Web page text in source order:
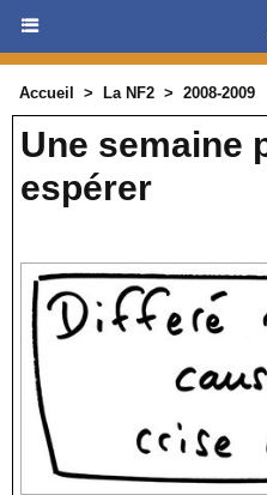
Accueil > La NF2 > 2008-2009
Une semaine
espérer